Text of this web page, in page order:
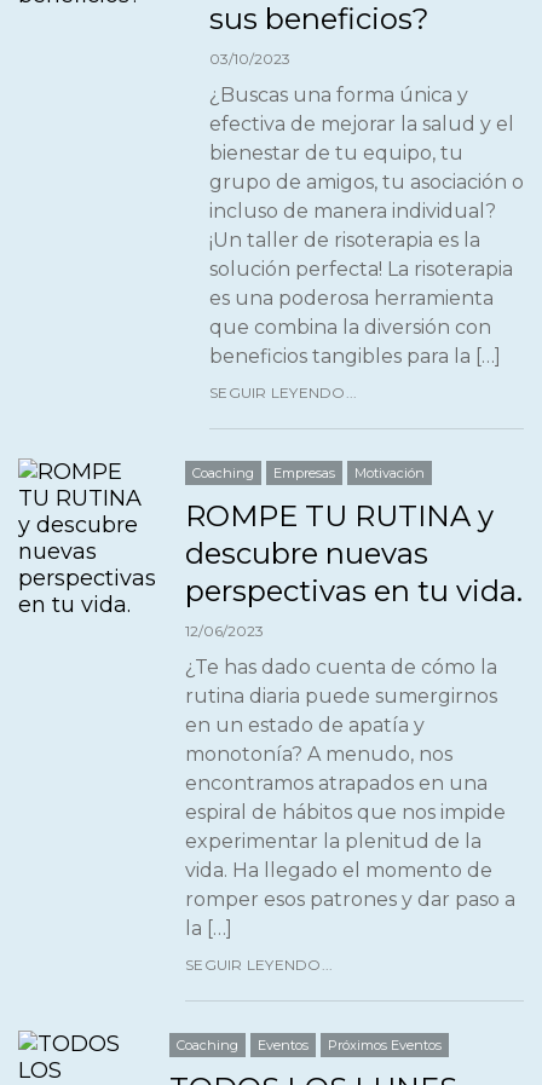
sus beneficios?
03/10/2023
¿Buscas una forma única y
efectiva de mejorar la salud y el
bienestar de tu equipo, tu
grupo de amigos, tu asociación o
incluso de manera individual?
¡Un taller de risoterapia es la
solución perfecta! La risoterapia
es una poderosa herramienta
que combina la diversión con
beneficios tangibles para la […]
SEGUIR LEYENDO...
Coaching Empresas Motivación
ROMPE TU RUTINA y
descubre nuevas
perspectivas en tu vida.
12/06/2023
¿Te has dado cuenta de cómo la
rutina diaria puede sumergirnos
en un estado de apatía y
monotonía? A menudo, nos
encontramos atrapados en una
espiral de hábitos que nos impide
experimentar la plenitud de la
vida. Ha llegado el momento de
romper esos patrones y dar paso a
la […]
SEGUIR LEYENDO...
Coaching Eventos Próximos Eventos